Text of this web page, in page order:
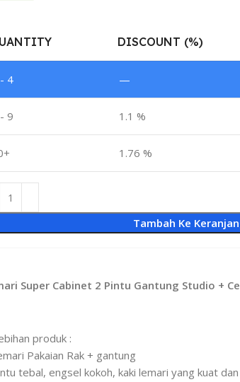
DISCOUNT (%)
4 —
9 1.1 %
1.76 %
Tambah Ke
Super Cabinet 2 Pintu Gantung Studio +
produk :
Pakaian Rak + gantung
tebal, engsel kokoh, kaki lemari yang kuat